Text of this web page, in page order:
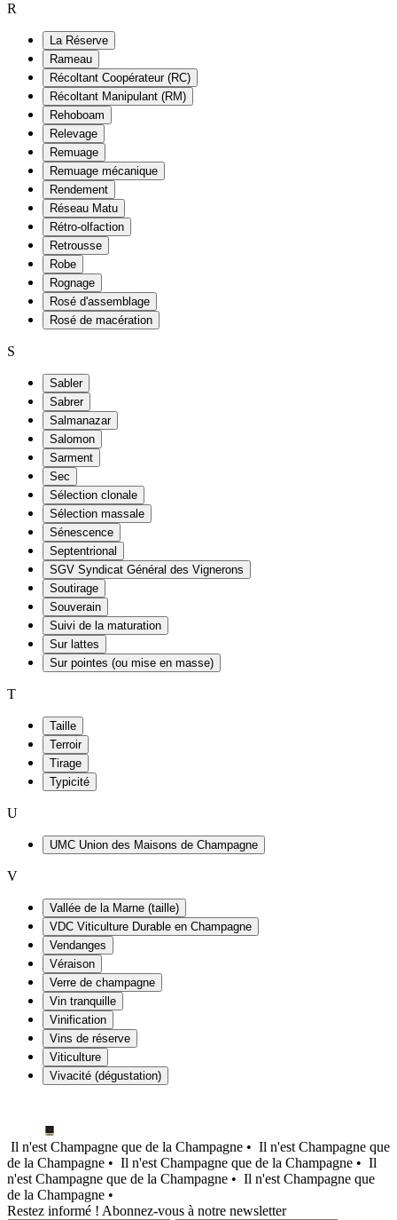
R
La Réserve
Rameau
Récoltant Coopérateur (RC)
Récoltant Manipulant (RM)
Rehoboam
Relevage
Remuage
Remuage mécanique
Rendement
Réseau Matu
Rétro-olfaction
Retrousse
Robe
Rognage
Rosé d'assemblage
Rosé de macération
S
Sabler
Sabrer
Salmanazar
Salomon
Sarment
Sec
Sélection clonale
Sélection massale
Sénescence
Septentrional
SGV Syndicat Général des Vignerons
Soutirage
Souverain
Suivi de la maturation
Sur lattes
Sur pointes (ou mise en masse)
T
Taille
Terroir
Tirage
Typicité
U
UMC Union des Maisons de Champagne
V
Vallée de la Marne (taille)
VDC Viticulture Durable en Champagne
Vendanges
Véraison
Verre de champagne
Vin tranquille
Vinification
Vins de réserve
Viticulture
Vivacité (dégustation)
Il n'est Champagne que de la Champagne • Il n'est Champagne que
de la Champagne • Il n'est Champagne que de la Champagne • Il
n'est Champagne que de la Champagne • Il n'est Champagne que
de la Champagne •
Restez informé ! Abonnez-vous à notre newsletter